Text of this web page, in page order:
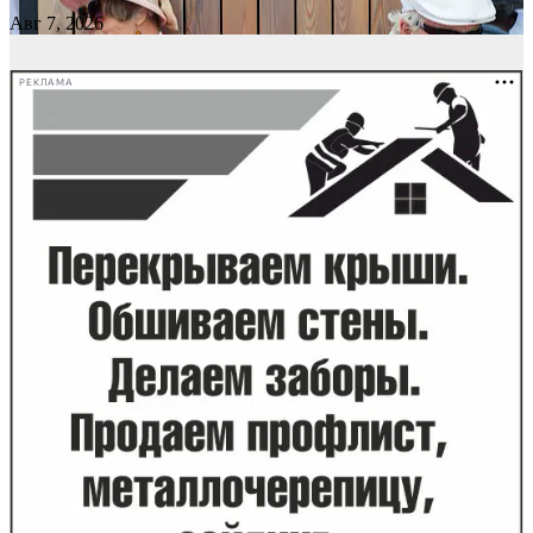
Авг 7, 2026
РЕКЛАМА